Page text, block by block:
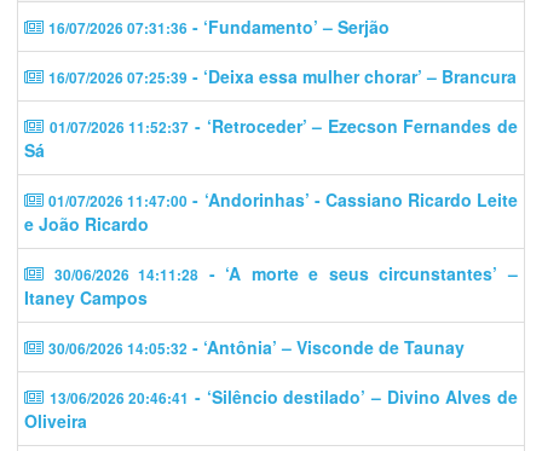
16/07/2026 07:31:36 - ‘Fundamento’ – Serjão
16/07/2026 07:25:39 - ‘Deixa essa mulher chorar’ – Brancura
01/07/2026 11:52:37 - ‘Retroceder’ – Ezecson Fernandes de
Sá
01/07/2026 11:47:00 - ‘Andorinhas’ - Cassiano Ricardo Leite
e João Ricardo
30/06/2026 14:11:28 - ‘A morte e seus circunstantes’ –
Itaney Campos
30/06/2026 14:05:32 - ‘Antônia’ – Visconde de Taunay
13/06/2026 20:46:41 - ‘Silêncio destilado’ – Divino Alves de
Oliveira